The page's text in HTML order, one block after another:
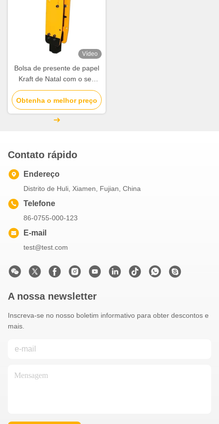
Vídeo
Bolsa de presente de papel
Kraft de Natal com o seu
próprio logotipo para a festa
de Natal
Obtenha o melhor preço
Contato rápido
Endereço
Distrito de Huli, Xiamen, Fujian, China
Telefone
86-0755-000-123
E-mail
test@test.com
A nossa newsletter
Inscreva-se no nosso boletim informativo para obter descontos e
mais.